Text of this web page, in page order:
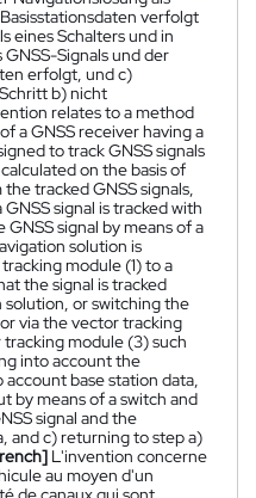
verfolgt
eines Schalters und in
Signals und der
erfolgt, und c)
b) nicht
relates to a method
a GNSS receiver having a
to track GNSS signals
on the basis of
tracked GNSS signals,
signal is tracked with
signal by means of a
solution is
module (1) to a
the signal is tracked
or switching the
via the vector tracking
module (3) such
into account the
base station data,
by means of a switch and
signal and the
and c) returning to step a)
L'invention concerne
au moyen d'un